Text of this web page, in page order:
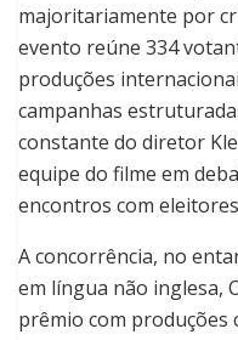
majoritariamente por
evento reúne 334
produções
campanhas
constante do diretor
equipe do filme em
encontros com
A concorrência, no
em língua não inglesa,
prêmio com produções